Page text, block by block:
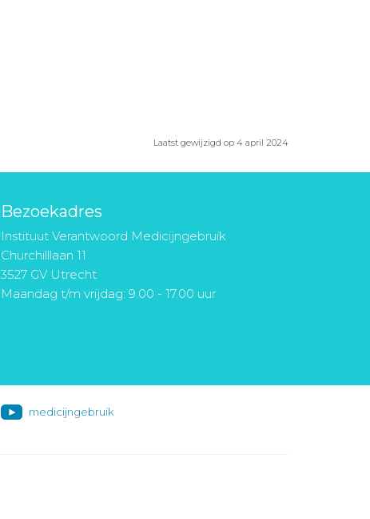
Laatst gewijzigd op 4 april 2024
Bezoekadres
Instituut Verantwoord Medicijngebruik
Churchilllaan 11
3527 GV Utrecht
Maandag t/m vrijdag: 9.00 - 17.00 uur
medicijngebruik